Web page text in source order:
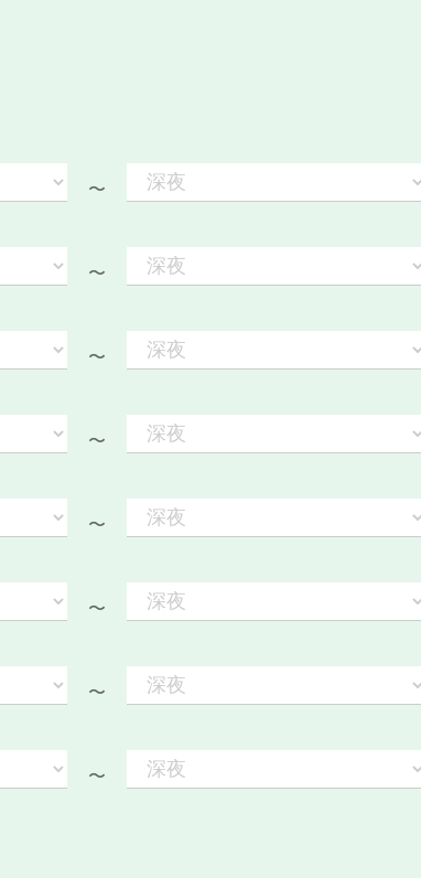
〜
〜
〜
〜
〜
〜
〜
〜